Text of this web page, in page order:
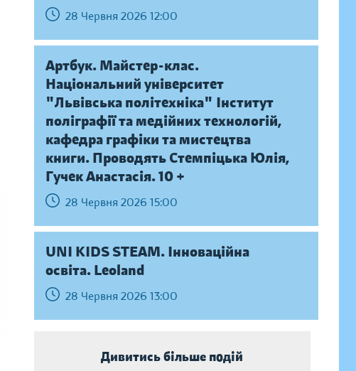
28 Червня 2026 12:00
Артбук. Майстер-клас.
Національний університет
"Львівська політехніка" Інститут
поліграфії та медійних технологій,
кафедра графіки та мистецтва
книги. Проводять Стемпіцька Юлія,
Гучек Анастасія. 10 +
28 Червня 2026 15:00
UNI KIDS STEAM. Інноваційна
освіта. Leoland
28 Червня 2026 13:00
Дивитись більше подій